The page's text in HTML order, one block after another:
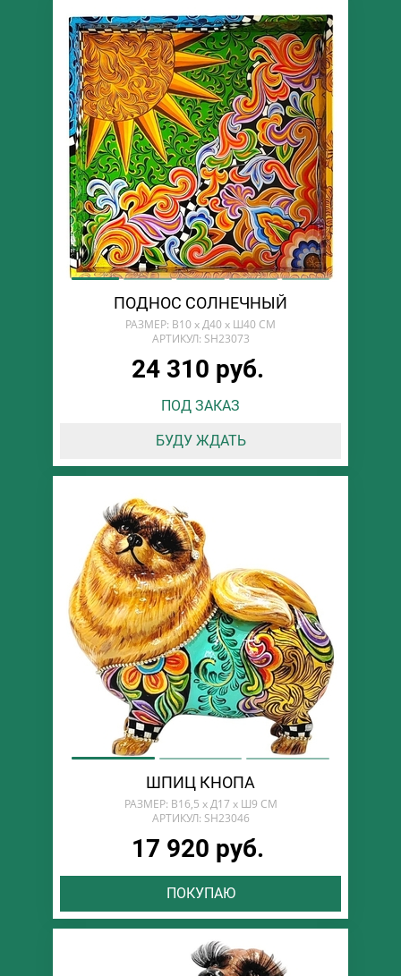
ПОДНОС СОЛНЕЧНЫЙ
РАЗМЕР: В10 х Д40 х Ш40 СМ
АРТИКУЛ: SH23073
24 310 руб.
ПОД ЗАКАЗ
БУДУ ЖДАТЬ
ШПИЦ КНОПА
РАЗМЕР: В16,5 х Д17 х Ш9 СМ
АРТИКУЛ: SH23046
17 920 руб.
ПОКУПАЮ